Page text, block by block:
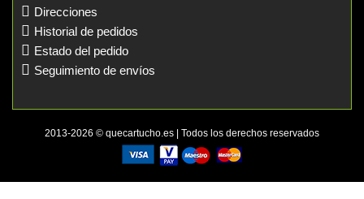
Direcciones
Historial de pedidos
Estado del pedido
Seguimiento de envíos
2013-2026 © quecartucho.es | Todos los derechos reservados